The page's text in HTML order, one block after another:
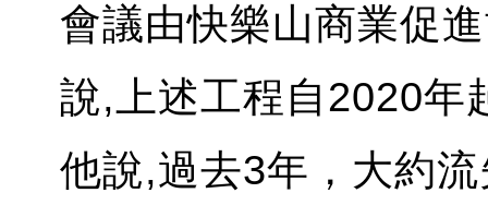
會議由快樂山商業促
說,上述工程自2020年
他說,過去3年，大約